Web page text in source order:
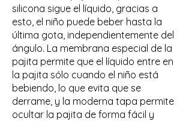
silicona sigue el líquido, gracias a
esto, el niño puede beber hasta la
última gota, independientemente del
ángulo. La membrana especial de la
pajita permite que el líquido entre en
la pajita sólo cuando el niño está
bebiendo, lo que evita que se
derrame, y la moderna tapa permite
ocultar la pajita de forma fácil y